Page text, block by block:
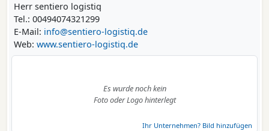
Herr sentiero logistiq
Tel.: 00494074321299
E-Mail: info@sentiero-logistiq.de
Web: www.sentiero-logistiq.de
Es wurde noch kein
Foto oder Logo hinterlegt
Ihr Unternehmen? Bild hinzufügen